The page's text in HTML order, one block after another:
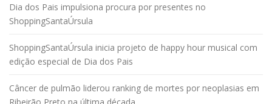
Dia dos Pais impulsiona procura por presentes no
ShoppingSantaÚrsula
ShoppingSantaÚrsula inicia projeto de happy hour musical com
edição especial de Dia dos Pais
Câncer de pulmão liderou ranking de mortes por neoplasias em